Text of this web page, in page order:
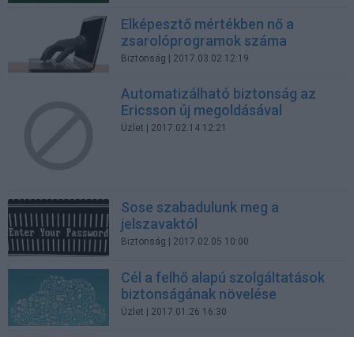
Elképesztő mértékben nő a
zsarolóprogramok száma
Biztonság | 2017.03.02 12:19
Automatizálható biztonság az
Ericsson új megoldásával
Üzlet | 2017.02.14 12:21
Sose szabadulunk meg a
jelszavaktól
Biztonság | 2017.02.05 10:00
Cél a felhő alapú szolgáltatások
biztonságának növelése
Üzlet | 2017.01.26 16:30